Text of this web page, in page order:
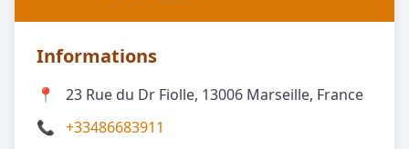
Informations
📍
23 Rue du Dr Fiolle, 13006 Marseille, France
📞 +33486683911